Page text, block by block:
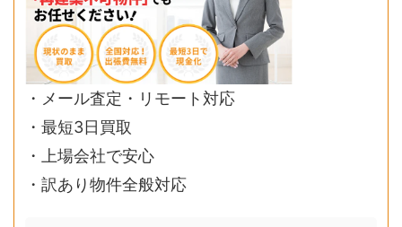
・メール査定・リモート対応
・最短3日買取
・上場会社で安心
・訳あり物件全般対応